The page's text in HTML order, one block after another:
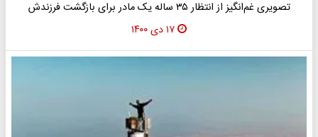
تصویری غم‌انگیز از انتظار ۳۵ ساله یک مادر برای بازگشت فرزندش
۱۷ دی ۱۴۰۰